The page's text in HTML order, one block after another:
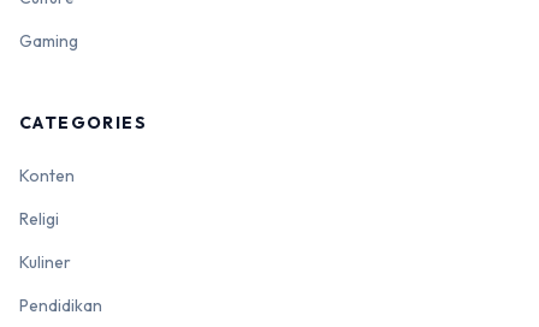
Gaming
CATEGORIES
Konten
Religi
Kuliner
Pendidikan